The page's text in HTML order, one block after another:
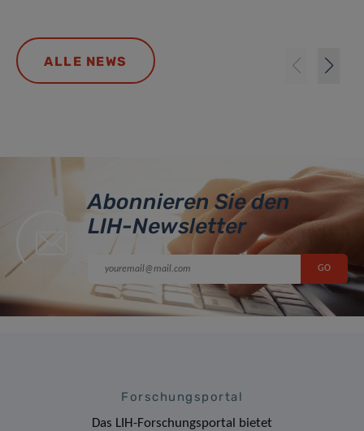
ALLE NEWS
Abonnieren Sie den
LIH-Newsletter
Forschungsportal
Das LIH-Forschungsportal bietet